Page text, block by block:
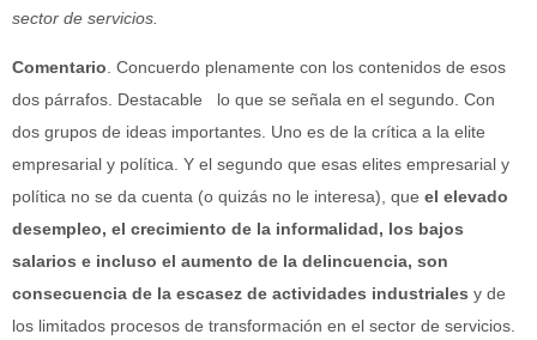
sector de servicios.
Comentario. Concuerdo plenamente con los contenidos de esos
dos párrafos. Destacable lo que se señala en el segundo. Con
dos grupos de ideas importantes. Uno es de la crítica a la elite
empresarial y política. Y el segundo que esas elites empresarial y
política no se da cuenta (o quizás no le interesa), que el elevado
desempleo, el crecimiento de la informalidad, los bajos
salarios e incluso el aumento de la delincuencia, son
consecuencia de la escasez de actividades industriales y de
los limitados procesos de transformación en el sector de servicios.